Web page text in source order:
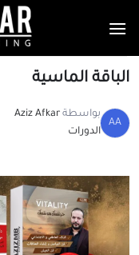
للمحتوى
الباقة الماسية
AA
بواسطة Aziz Afkar
الدورات